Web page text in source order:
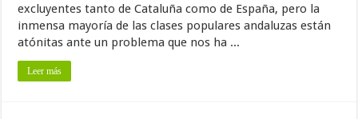
excluyentes tanto de Cataluña como de España, pero la
inmensa mayoría de las clases populares andaluzas están
atónitas ante un problema que nos ha ...
Leer más